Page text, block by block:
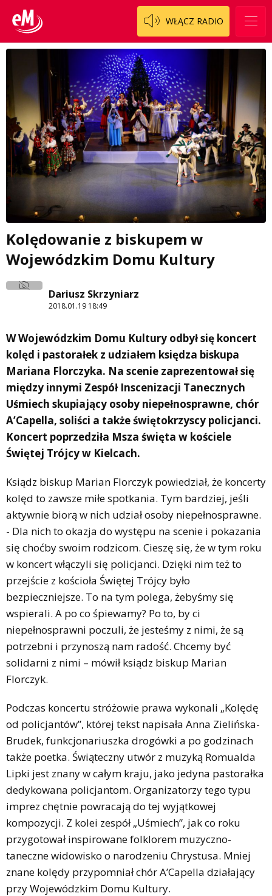
WŁĄCZ RADIO
Kolędowanie z biskupem w
Wojewódzkim Domu Kultury
Dariusz Skrzyniarz
2018.01.19 18:49
W Wojewódzkim Domu Kultury odbył się koncert
kolęd i pastorałek z udziałem księdza biskupa
Mariana Florczyka. Na scenie zaprezentował się
między innymi Zespół Inscenizacji Tanecznych
Uśmiech skupiający osoby niepełnosprawne, chór
A’Capella, soliści a także świętokrzyscy policjanci.
Koncert poprzedziła Msza święta w kościele
Świętej Trójcy w Kielcach.
Ksiądz biskup Marian Florczyk powiedział, że koncerty
kolęd to zawsze miłe spotkania. Tym bardziej, jeśli
aktywnie biorą w nich udział osoby niepełnosprawne.
- Dla nich to okazja do występu na scenie i pokazania
się choćby swoim rodzicom. Cieszę się, że w tym roku
w koncert włączyli się policjanci. Dzięki nim też to
przejście z kościoła Świętej Trójcy było
bezpieczniejsze. To na tym polega, żebyśmy się
wspierali. A po co śpiewamy? Po to, by ci
niepełnosprawni poczuli, że jesteśmy z nimi, że są
potrzebni i przynoszą nam radość. Chcemy być
solidarni z nimi – mówił ksiądz biskup Marian
Florczyk.
Podczas koncertu stróżowie prawa wykonali „Kolędę
od policjantów”, której tekst napisała Anna Zielińska-
Brudek, funkcjonariuszka drogówki a po godzinach
także poetka. Świąteczny utwór z muzyką Romualda
Lipki jest znany w całym kraju, jako jedyna pastorałka
dedykowana policjantom. Organizatorzy tego typu
imprez chętnie powracają do tej wyjątkowej
kompozycji. Z kolei zespół „Uśmiech”, jak co roku
przygotował inspirowane folklorem muzyczno-
taneczne widowisko o narodzeniu Chrystusa. Mniej
znane kolędy przypomniał chór A’Capella działający
przy Wojewódzkim Domu Kultury.